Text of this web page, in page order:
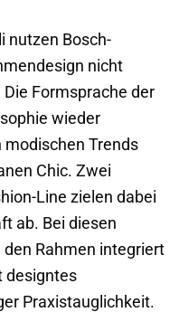
nutzen Bosch-
nicht
Formsprache der
wieder
modischen Trends
Chic. Zwei
Line zielen dabei
ab. Bei diesen
Rahmen integriert
designtes
Praxistauglichkeit.